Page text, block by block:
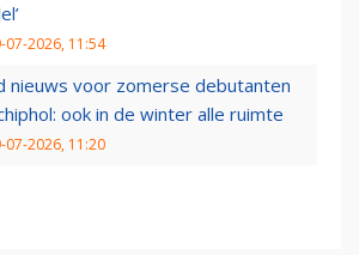
07-2026, 11:54
nieuws voor zomerse debutanten
ook in de winter alle ruimte
07-2026, 11:20